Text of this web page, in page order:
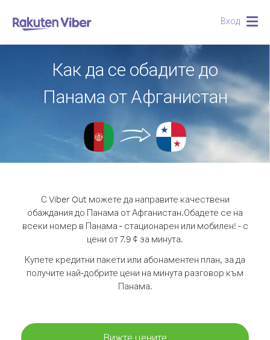
Вход
Как да се обадите до
Панама от Афганистан
С Viber Out можете да направите качествени
обаждания до Панама от Афганистан.Обадете се на
всеки номер в Панама - стационарен или мобилен! - с
цени от 7.9 ¢ за минута.
Купете кредитни пакети или абонаментен план, за да
получите най-добрите цени на минута разговор към
Панама.
Вижте цените